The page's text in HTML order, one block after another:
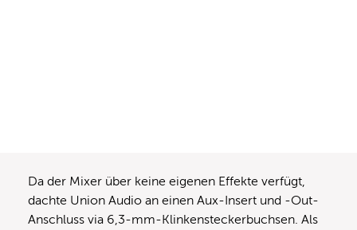
Da der Mixer über keine eigenen Effekte verfügt,
dachte Union Audio an einen Aux-Insert und -Out-
Anschluss via 6,3-mm-Klinkensteckerbuchsen. Als